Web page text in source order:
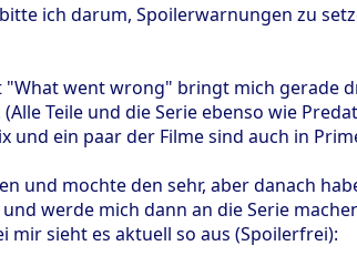
ich darum, Spoilerwarnungen zu
went wrong" bringt mich gerade
Teile und die Serie ebenso wie
und ein paar der Filme sind auch in
und mochte den sehr, aber danach
werde mich dann an die Serie
mir sieht es aktuell so aus (Spoilerfrei):